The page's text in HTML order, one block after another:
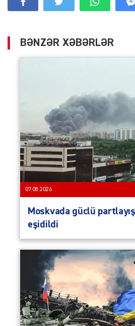
BƏNZƏR XƏBƏRLƏR
07.08.2026
Moskvada güclü
eşidildi